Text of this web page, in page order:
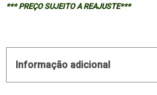
*** PREÇO SUJEITO A REAJUSTE***
Informação adicional